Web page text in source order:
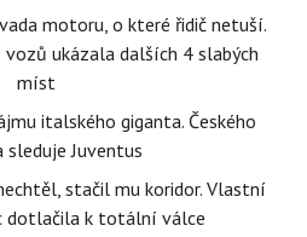
motoru, o které řidič netuší.
ukázala dalších 4 slabých
míst
italského giganta. Českého
sleduje Juventus
stačil mu koridor. Vlastní
dotlačila k totální válce